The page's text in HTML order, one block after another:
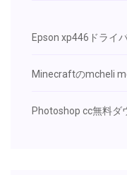
Epson xp446ドライ
Minecraftのmcheli
Photoshop cc無料ダ